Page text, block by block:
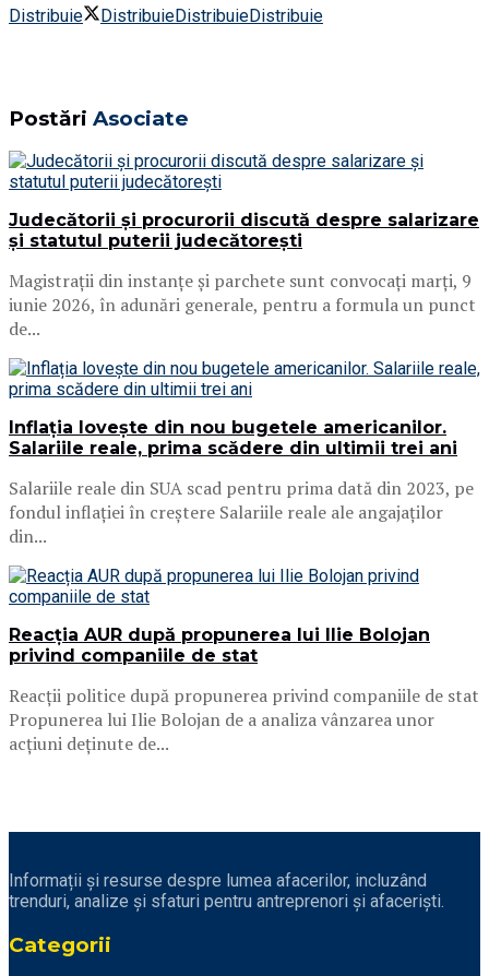
Distribuie DistribuieDistribuieDistribuie
Postări Asociate
Judecătorii și procurorii discută despre salarizare
și statutul puterii judecătorești
Magistrații din instanțe și parchete sunt convocați marți, 9
iunie 2026, în adunări generale, pentru a formula un punct
de...
Inflația lovește din nou bugetele americanilor.
Salariile reale, prima scădere din ultimii trei ani
Salariile reale din SUA scad pentru prima dată din 2023, pe
fondul inflației în creștere Salariile reale ale angajaților
din...
Reacția AUR după propunerea lui Ilie Bolojan
privind companiile de stat
Reacții politice după propunerea privind companiile de stat
Propunerea lui Ilie Bolojan de a analiza vânzarea unor
acțiuni deținute de...
Informații și resurse despre lumea afacerilor, incluzând
trenduri, analize și sfaturi pentru antreprenori și afaceriști.
Categorii